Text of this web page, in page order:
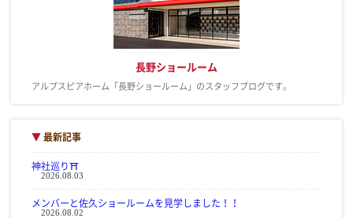
長野ショールーム
アルプスピアホーム「長野ショールーム」のスタッフブログです。
▼最新記事
神社巡り⛩
2026.08.03
メンバーと佐久ショールームを見学しました！！
2026.08.02